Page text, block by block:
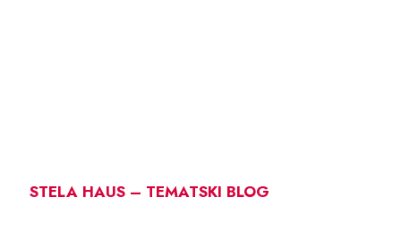
STELA HAUS – TEMATSKI BLOG